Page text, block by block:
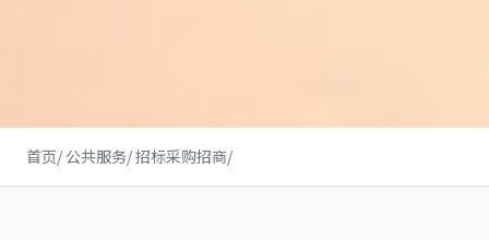
首页/ 公共服务/招标采购招商/